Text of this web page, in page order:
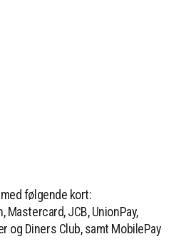
følgende kort:
Mastercard, JCB, UnionPay,
og Diners Club,samt MobilePay